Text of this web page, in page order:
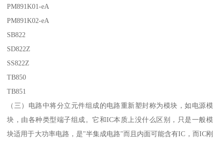
PM891K01-eA
PM891K02-eA
SB822
SD822Z
SS822Z
TB850
TB851
（三）电路中将分立元件组成的电路重新塑封称为模块，如电源模
块，由各种类型端子组成。它和IC本质上没什么区别，只是一般模
块适用于大功率电路，是"半集成电路"而且内面可能含有IC，而IC刚